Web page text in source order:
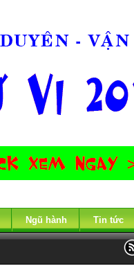
Ngũ hành Tin tức